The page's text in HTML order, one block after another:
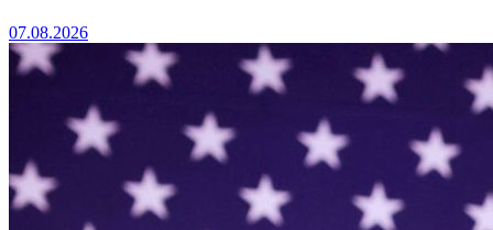
07.08.2026